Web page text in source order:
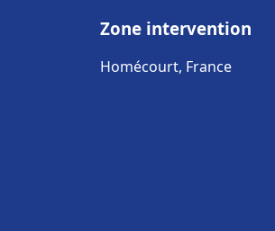
Zone intervention
Homécourt, France